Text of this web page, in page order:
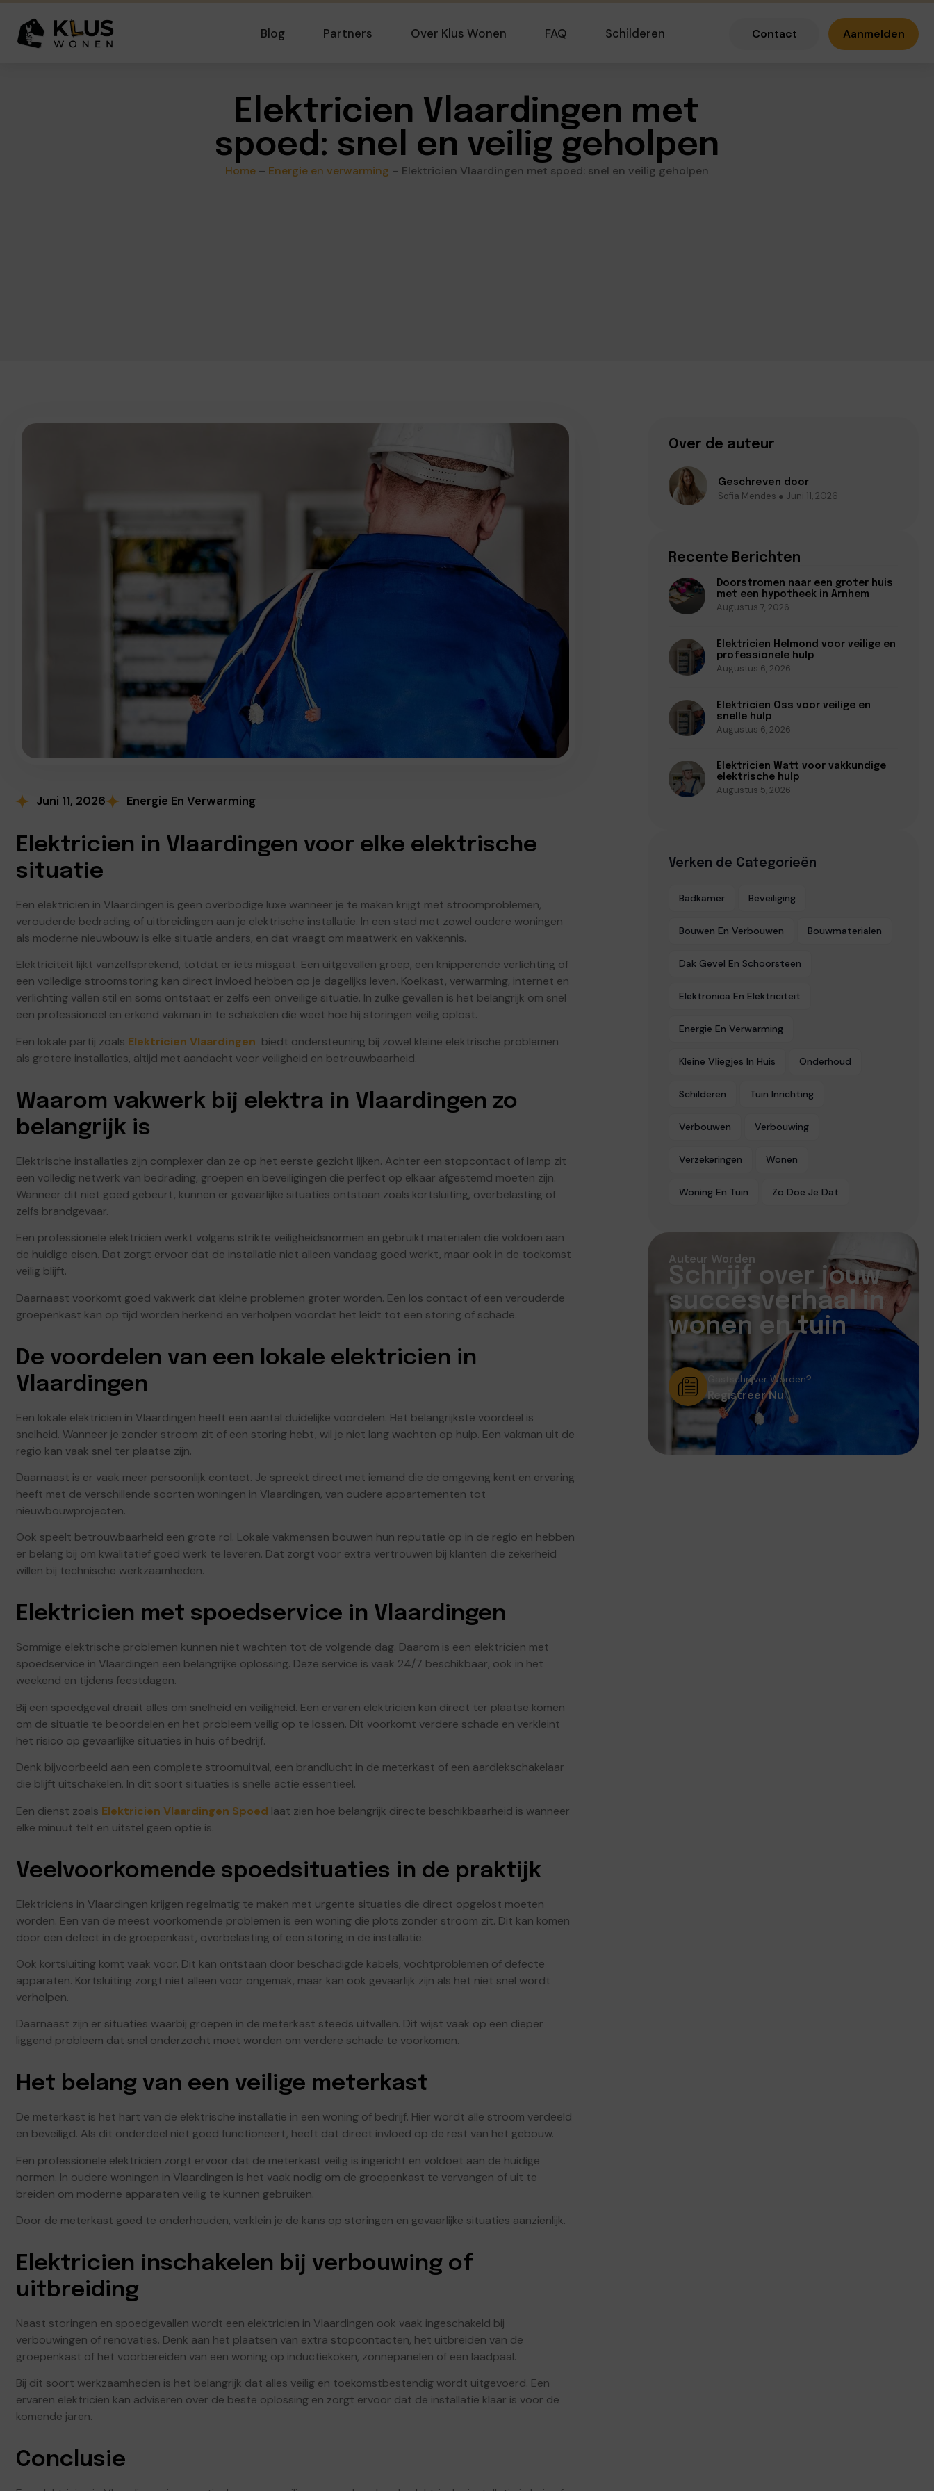
Blog Partners Over Klus Wonen FAQ Schilderen Contact Aanmelden
Elektricien Vlaardingen met
spoed: snel en veilig geholpen
Home – Energie en verwarming – Elektricien Vlaardingen met spoed: snel en veilig geholpen
Juni 11, 2026 Energie En Verwarming
Elektricien in Vlaardingen voor elke elektrische
situatie
Een elektricien in Vlaardingen is geen overbodige luxe wanneer je te maken krijgt met stroomproblemen,
verouderde bedrading of uitbreidingen aan je elektrische installatie. In een stad met zowel oudere woningen
als moderne nieuwbouw is elke situatie anders, en dat vraagt om maatwerk en vakkennis.
Elektriciteit lijkt vanzelfsprekend, totdat er iets misgaat. Een uitgevallen groep, een knipperende verlichting of
een volledige stroomstoring kan direct invloed hebben op je dagelijks leven. Koelkast, verwarming, internet en
verlichting vallen stil en soms ontstaat er zelfs een onveilige situatie. In zulke gevallen is het belangrijk om snel
een professioneel en erkend vakman in te schakelen die weet hoe hij storingen veilig oplost.
Een lokale partij zoals Elektricien Vlaardingen biedt ondersteuning bij zowel kleine elektrische problemen
als grotere installaties, altijd met aandacht voor veiligheid en betrouwbaarheid.
Waarom vakwerk bij elektra in Vlaardingen zo
belangrijk is
Elektrische installaties zijn complexer dan ze op het eerste gezicht lijken. Achter een stopcontact of lamp zit
een volledig netwerk van bedrading, groepen en beveiligingen die perfect op elkaar afgestemd moeten zijn.
Wanneer dit niet goed gebeurt, kunnen er gevaarlijke situaties ontstaan zoals kortsluiting, overbelasting of
zelfs brandgevaar.
Een professionele elektricien werkt volgens strikte veiligheidsnormen en gebruikt materialen die voldoen aan
de huidige eisen. Dat zorgt ervoor dat de installatie niet alleen vandaag goed werkt, maar ook in de toekomst
veilig blijft.
Daarnaast voorkomt goed vakwerk dat kleine problemen groter worden. Een los contact of een verouderde
groepenkast kan op tijd worden herkend en verholpen voordat het leidt tot een storing of schade.
De voordelen van een lokale elektricien in
Vlaardingen
Een lokale elektricien in Vlaardingen heeft een aantal duidelijke voordelen. Het belangrijkste voordeel is
snelheid. Wanneer je zonder stroom zit of een storing hebt, wil je niet lang wachten op hulp. Een vakman uit de
regio kan vaak snel ter plaatse zijn.
Daarnaast is er vaak meer persoonlijk contact. Je spreekt direct met iemand die de omgeving kent en ervaring
heeft met de verschillende soorten woningen in Vlaardingen, van oudere appartementen tot
nieuwbouwprojecten.
Ook speelt betrouwbaarheid een grote rol. Lokale vakmensen bouwen hun reputatie op in de regio en hebben
er belang bij om kwalitatief goed werk te leveren. Dat zorgt voor extra vertrouwen bij klanten die zekerheid
willen bij technische werkzaamheden.
Elektricien met spoedservice in Vlaardingen
Sommige elektrische problemen kunnen niet wachten tot de volgende dag. Daarom is een elektricien met
spoedservice in Vlaardingen een belangrijke oplossing. Deze service is vaak 24/7 beschikbaar, ook in het
weekend en tijdens feestdagen.
Bij een spoedgeval draait alles om snelheid en veiligheid. Een ervaren elektricien kan direct ter plaatse komen
om de situatie te beoordelen en het probleem veilig op te lossen. Dit voorkomt verdere schade en verkleint
het risico op gevaarlijke situaties in huis of bedrijf.
Denk bijvoorbeeld aan een complete stroomuitval, een brandlucht in de meterkast of een aardlekschakelaar
die blijft uitschakelen. In dit soort situaties is snelle actie essentieel.
Een dienst zoals Elektricien Vlaardingen Spoed laat zien hoe belangrijk directe beschikbaarheid is wanneer
elke minuut telt en uitstel geen optie is.
Veelvoorkomende spoedsituaties in de praktijk
Elektriciens in Vlaardingen krijgen regelmatig te maken met urgente situaties die direct opgelost moeten
worden. Een van de meest voorkomende problemen is een woning die plots zonder stroom zit. Dit kan komen
door een defect in de groepenkast, overbelasting of een storing in de installatie.
Ook kortsluiting komt vaak voor. Dit kan ontstaan door beschadigde kabels, vochtproblemen of defecte
apparaten. Kortsluiting zorgt niet alleen voor ongemak, maar kan ook gevaarlijk zijn als het niet snel wordt
verholpen.
Daarnaast zijn er situaties waarbij groepen in de meterkast steeds uitvallen. Dit wijst vaak op een dieper
liggend probleem dat snel onderzocht moet worden om verdere schade te voorkomen.
Het belang van een veilige meterkast
De meterkast is het hart van de elektrische installatie in een woning of bedrijf. Hier wordt alle stroom verdeeld
en beveiligd. Als dit onderdeel niet goed functioneert, heeft dat direct invloed op de rest van het gebouw.
Een professionele elektricien zorgt ervoor dat de meterkast veilig is ingericht en voldoet aan de huidige
normen. In oudere woningen in Vlaardingen is het vaak nodig om de groepenkast te vervangen of uit te
breiden om moderne apparaten veilig te kunnen gebruiken.
Door de meterkast goed te onderhouden, verklein je de kans op storingen en gevaarlijke situaties aanzienlijk.
Elektricien inschakelen bij verbouwing of
uitbreiding
Naast storingen en spoedgevallen wordt een elektricien in Vlaardingen ook vaak ingeschakeld bij
verbouwingen of renovaties. Denk aan het plaatsen van extra stopcontacten, het uitbreiden van de
groepenkast of het voorbereiden van een woning op inductiekoken, zonnepanelen of een laadpaal.
Bij dit soort werkzaamheden is het belangrijk dat alles veilig en toekomstbestendig wordt uitgevoerd. Een
ervaren elektricien kan adviseren over de beste oplossing en zorgt ervoor dat de installatie klaar is voor de
komende jaren.
Conclusie
Over de auteur
Geschreven door
Sofia Mendes ● Juni 11, 2026
Recente Berichten
Doorstromen naar een groter huis
met een hypotheek in Arnhem
Augustus 7, 2026
Elektricien Helmond voor veilige en
professionele hulp
Augustus 6, 2026
Elektricien Oss voor veilige en
snelle hulp
Augustus 6, 2026
Elektricien Watt voor vakkundige
elektrische hulp
Augustus 5, 2026
Verken de Categorieën
Badkamer Beveiliging
Bouwen En Verbouwen Bouwmaterialen
Dak Gevel En Schoorsteen
Elektronica En Elektriciteit
Energie En Verwarming
Kleine Vliegjes In Huis Onderhoud
Schilderen Tuin Inrichting
Verbouwen Verbouwing
Verzekeringen Wonen
Woning En Tuin Zo Doe Je Dat
Auteur Worden
Schrijf over jouw
succesverhaal in
wonen en tuin
Gastschrijver Worden?
Registreer Nu